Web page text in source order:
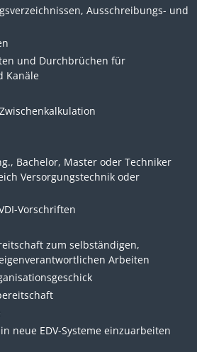
Ausschreibungs- und
und Durchbrüchen für
Kanäle
Bachelor, Master oder Techniker
Versorgungstechnik oder
Vorschriften
zum selbständigen,
Arbeiten
neue EDV-Systeme einzuarbeiten